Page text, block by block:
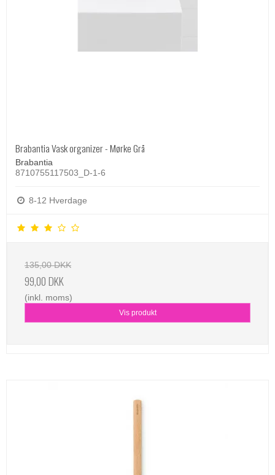
Brabantia Vask organizer - Mørke Grå
Brabantia
8710755117503_D-1-6
8-12 Hverdage
135,00 DKK
99,00 DKK
(inkl. moms)
Vis produkt